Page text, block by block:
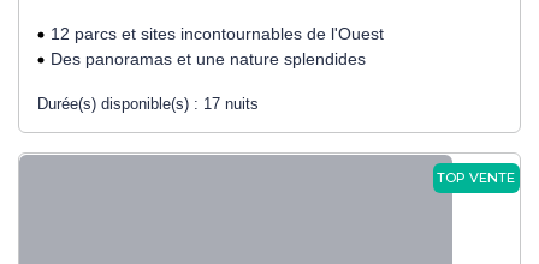
12 parcs et sites incontournables de l'Ouest
Des panoramas et une nature splendides
Durée(s) disponible(s) : 17 nuits
TOP VENTE